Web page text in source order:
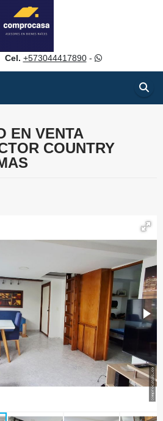
Cel. +573044417890-
EN VENTA
COUNTRY